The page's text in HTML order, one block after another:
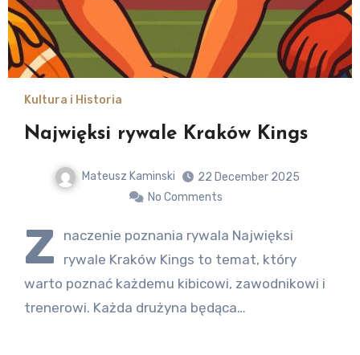
Kultura i Historia
Najwięksi rywale Kraków Kings
Mateusz Kaminski
22 December 2025
No Comments
Z
naczenie poznania rywala Najwięksi
rywale Kraków Kings to temat, który
warto poznać każdemu kibicowi, zawodnikowi i
trenerowi. Każda drużyna będąca…